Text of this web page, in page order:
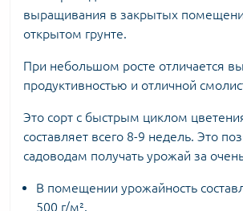
выращивания в закрытых
открытом грунте.
При небольшом росте отличается
продуктивностью и отличной
Это сорт с быстрым циклом
составляет всего 8-9 недель. Это
садоводам получать урожай за
В помещении урожайность
500 г/м².